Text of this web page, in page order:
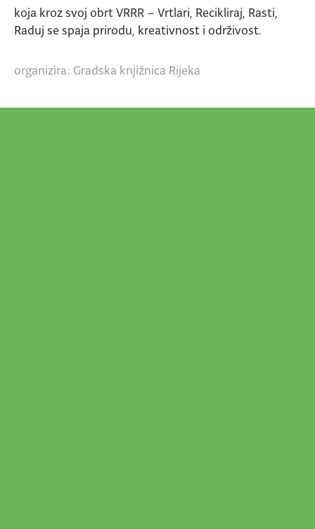
koja kroz svoj obrt VRRR – Vrtlari, Recikliraj, Rasti,
Raduj se spaja prirodu, kreativnost i održivost.
organizira: Gradska knjižnica Rijeka